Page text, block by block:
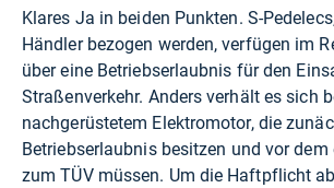
Klares Ja in beiden Punkten. S-
Händler bezogen werden, verfügen im
über eine Betriebserlaubnis für den
Straßenverkehr. Anders verhält es sich
nachgerüstetem Elektromotor, die
Betriebserlaubnis besitzen und vor dem
zum TÜV müssen. Um die Haftpflicht